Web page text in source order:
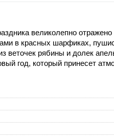
великолепно
в красных шарфиках,
веточек рябины и долек
год, который принесет